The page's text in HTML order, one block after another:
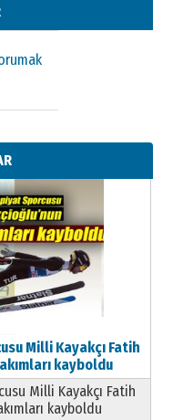
Milli Kayakçı Fatih
kayboldu
Milli Kayakçı Fatih
kayboldu